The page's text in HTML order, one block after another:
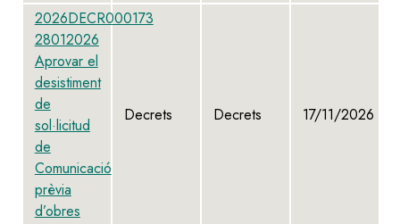
2026DECR000173
28012026
Aprovar el
desistiment
de
sol·licitud
de
Comunicació
prèvia
d’obres
Decrets Decrets 17/11/2026